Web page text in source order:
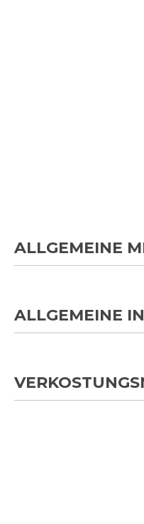
ALLGEMEINE
ALLGEMEINE